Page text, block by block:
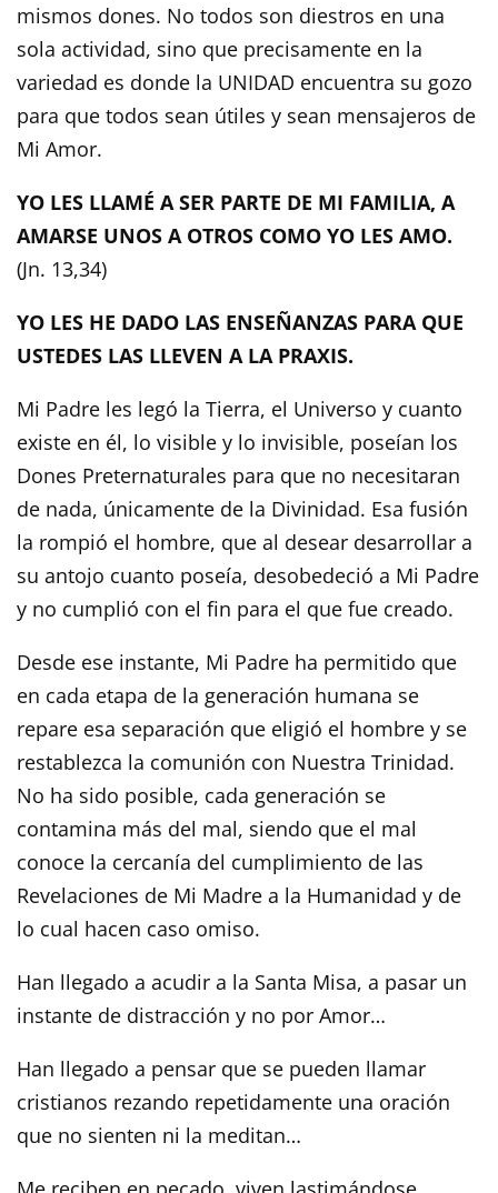
mismos dones. No todos son diestros en una
sola actividad, sino que precisamente en la
variedad es donde la UNIDAD encuentra su gozo
para que todos sean útiles y sean mensajeros de
Mi Amor.
YO LES LLAMÉ A SER PARTE DE MI FAMILIA, A
AMARSE UNOS A OTROS COMO YO LES AMO.
(Jn. 13,34)
YO LES HE DADO LAS ENSEÑANZAS PARA QUE
USTEDES LAS LLEVEN A LA PRAXIS.
Mi Padre les legó la Tierra, el Universo y cuanto
existe en él, lo visible y lo invisible, poseían los
Dones Preternaturales para que no necesitaran
de nada, únicamente de la Divinidad. Esa fusión
la rompió el hombre, que al desear desarrollar a
su antojo cuanto poseía, desobedeció a Mi Padre
y no cumplió con el fin para el que fue creado.
Desde ese instante, Mi Padre ha permitido que
en cada etapa de la generación humana se
repare esa separación que eligió el hombre y se
restablezca la comunión con Nuestra Trinidad.
No ha sido posible, cada generación se
contamina más del mal, siendo que el mal
conoce la cercanía del cumplimiento de las
Revelaciones de Mi Madre a la Humanidad y de
lo cual hacen caso omiso.
Han llegado a acudir a la Santa Misa, a pasar un
instante de distracción y no por Amor…
Han llegado a pensar que se pueden llamar
cristianos rezando repetidamente una oración
que no sienten ni la meditan…